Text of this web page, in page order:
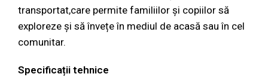
transportat,care permite familiilor și copiilor să
exploreze și să învețe în mediul de acasă sau în cel
comunitar.
Specificații tehnice